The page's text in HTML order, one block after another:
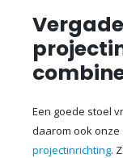
Een goede stoel
daarom ook onze
projectinrichting.